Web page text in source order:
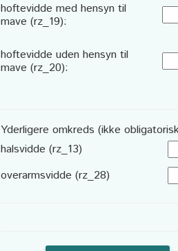
hoftevidde med hensyn til
mave (rz_19):
hoftevidde uden hensyn til
mave (rz_20):
Yderligere omkreds (ikke
halsvidde (rz_13)
overarmsvidde (rz_28)